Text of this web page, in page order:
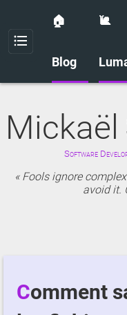
Menu
🏠
Blog
🐌
Mickaël
Software
Fools ignore
avoid it.
Comment savoir quels sont